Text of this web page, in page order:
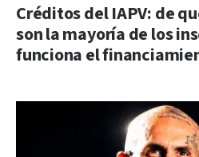
Créditos del IAPV: de
son la mayoría de los
funciona el